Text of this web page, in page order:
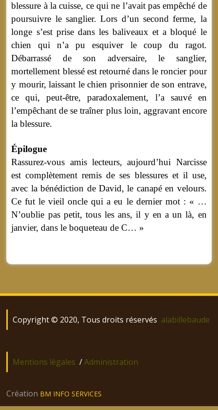
blessure à la cuisse, ce qui ne l’avait pas empêché de
poursuivre le sanglier. Lors d’un second ferme, la
longe s’est prise dans les baliveaux et a bloqué le
chien qui n’a pu esquiver le coup du ragot.
Débarrassé de son adversaire, le sanglier,
mortellement blessé est retourné dans le roncier pour
y mourir, laissant le chien prisonnier de son entrave,
ce qui, peut-être, paradoxalement, l’a sauvé en
l’empêchant de se traîner plus loin, aggravant encore
la blessure.
Épilogue
Rassurez-vous amis lecteurs, aujourd’hui Narcisse
est complètement remis de ses blessures et il use,
avec la bénédiction de David, le canapé en velours.
Ce fut le vieil oncle qui a eu le dernier mot : « …
N’oublie pas petit, tous les ans, il y en a un là, en
janvier, dans le boqueteau de C… »
Copyright © 2020, Tous droits réservés alabillebaude
Mentions légales /Administration
Création BM INFO SERVICES